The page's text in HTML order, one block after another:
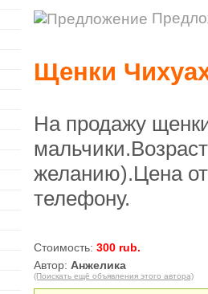
Щенки
На продажу
желанию).Цена
телефону.
Стоимость: 300 rub.
Автор: Анжелика
(Поискать ещё объявления этого автора)